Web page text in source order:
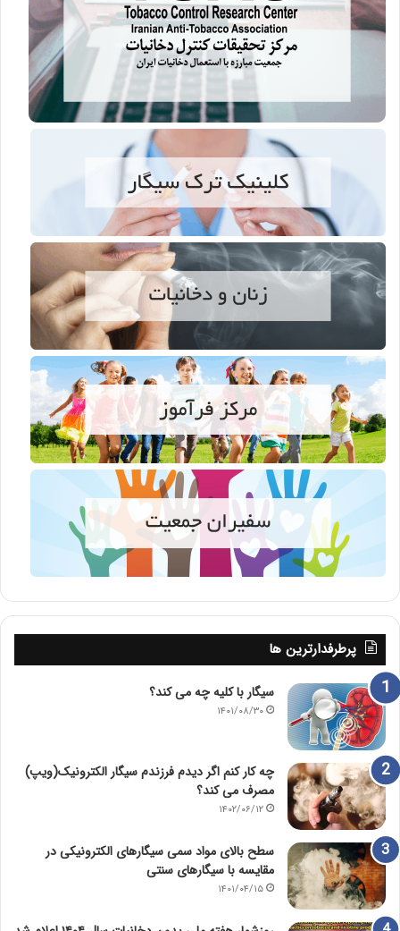
پرطرفدارترین ها
سیگار با کلیه چه می کند؟
۱۴۰۱/۰۸/۳۰
چه کار کنم اگر دیدم فرزندم سیگار الکترونیک(ویپ)
مصرف می کند؟
۱۴۰۲/۰۶/۱۲
سطح بالای مواد سمی سیگارهای الکترونیکی در
مقایسه با سیگارهای سنتی
۱۴۰۱/۰۴/۱۵